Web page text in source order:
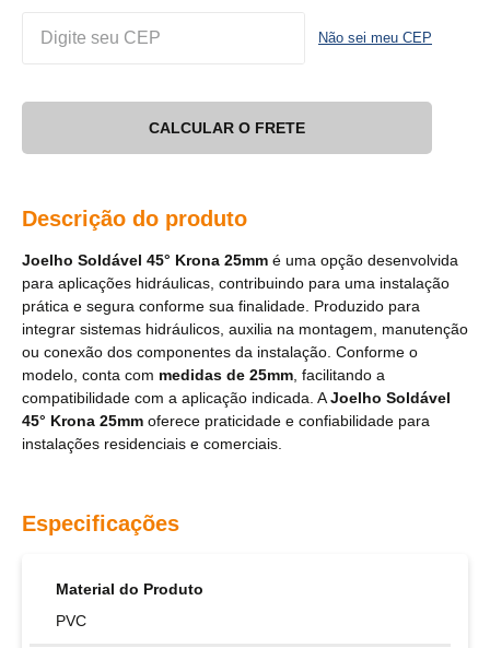
Não sei meu CEP
CALCULAR O FRETE
Descrição do produto
Joelho Soldável 45° Krona 25mm é uma opção desenvolvida
para aplicações hidráulicas, contribuindo para uma instalação
prática e segura conforme sua finalidade. Produzido para
integrar sistemas hidráulicos, auxilia na montagem, manutenção
ou conexão dos componentes da instalação. Conforme o
modelo, conta com medidas de 25mm , facilitando a
compatibilidade com a aplicação indicada. AJoelho Soldável
45° Krona 25mm oferece praticidade e confiabilidade para
instalações residenciais e comerciais.
Especificações
Material do Produto
PVC